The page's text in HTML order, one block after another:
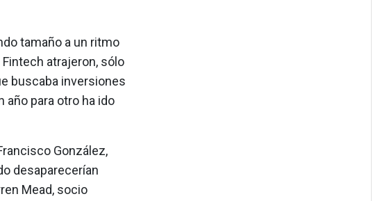
tamaño a un ritmo
atrajeron, sólo
buscaba inversiones
año para otro ha ido
González,
desaparecerían
Mead, socio